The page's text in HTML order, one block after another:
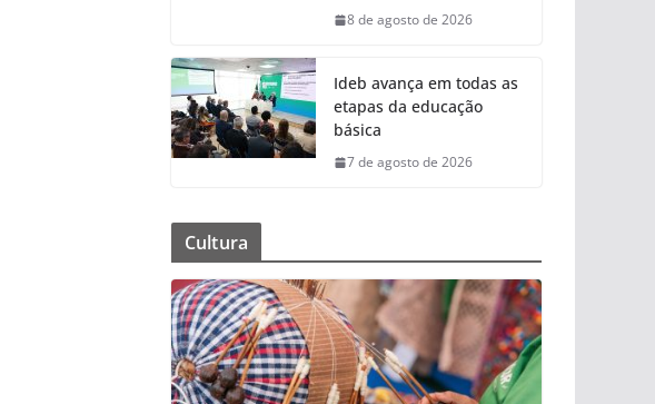
8 de agosto de 2026
Ideb avança em todas as
etapas da educação
básica
7 de agosto de 2026
Cultura